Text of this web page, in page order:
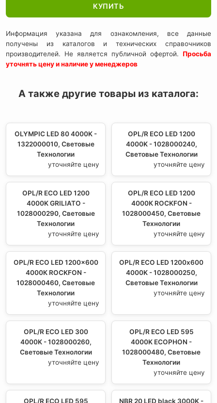
КУПИТЬ
Информация указана для ознакомления, все данные
получены из каталогов и технических справочников
производителей. Не является публичной офертой. Просьба
уточнять цену и наличие у менеджеров
А также другие товары из каталога:
OLYMPIC LED 80 4000K -
1322000010, Световые
Технологии
уточняйте цену
OPL/R ECO LED 1200
4000K - 1028000240,
Световые Технологии
уточняйте цену
OPL/R ECO LED 1200
4000K GRILIATO -
1028000290, Световые
Технологии
уточняйте цену
OPL/R ECO LED 1200
4000К ROCKFON -
1028000450, Световые
Технологии
уточняйте цену
OPL/R ECO LED 1200x600
4000К ROCKFON -
1028000460, Световые
Технологии
уточняйте цену
OPL/R ECO LED 1200х600
4000K - 1028000250,
Световые Технологии
уточняйте цену
OPL/R ECO LED 300
4000K - 1028000260,
Световые Технологии
уточняйте цену
OPL/R ECO LED 595
4000K ECOPHON -
1028000480, Световые
Технологии
уточняйте цену
OPL/R ECO LED 595
NBR 20 LED black 3000K -